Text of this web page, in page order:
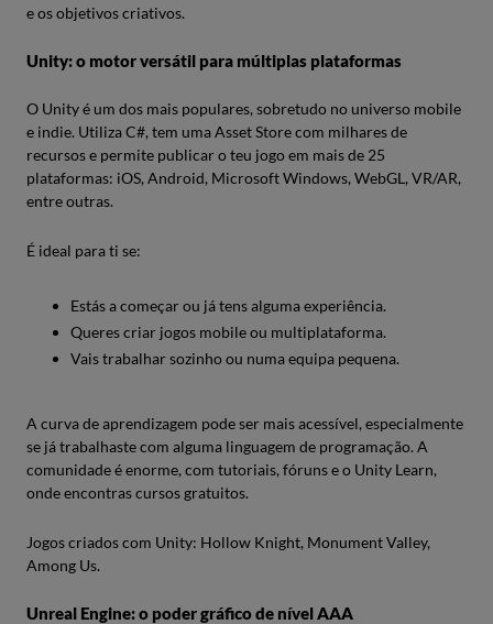
e os objetivos criativos.
Unity: o motor versátil para múltiplas plataformas
O Unity é um dos mais populares, sobretudo no universo mobile
e indie. Utiliza C#, tem uma Asset Store com milhares de
recursos e permite publicar o teu jogo em mais de 25
plataformas: iOS, Android, Microsoft Windows, WebGL, VR/AR,
entre outras.
É ideal para ti se:
Estás a começar ou já tens alguma experiência.
Queres criar jogos mobile ou multiplataforma.
Vais trabalhar sozinho ou numa equipa pequena.
A curva de aprendizagem pode ser mais acessível, especialmente
se já trabalhaste com alguma linguagem de programação. A
comunidade é enorme, com tutoriais, fóruns e o Unity Learn,
onde encontras cursos gratuitos.
Jogos criados com Unity: Hollow Knight, Monument Valley,
Among Us.
Unreal Engine: o poder gráfico de nível AAA